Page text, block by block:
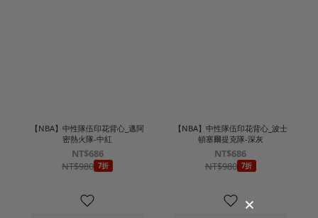
【NBA】中性隊伍印花背心_邁阿
密熱火隊-中紅
NT$686
NT$980 7折
【NBA】中性隊伍印花背心_波士
頓塞爾提克隊-深灰
NT$686
NT$980 7折